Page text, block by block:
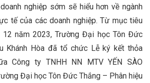
nghiệp sớm sẽ hiểu hơn về ngành
tế của các doanh nghiệp. Từ mục tiêu
12 năm 2023, Trường Đại học Tôn Đức
Khánh Hòa đã tổ chức Lễ ký kết thỏa
Công ty TNHH NN MTV YẾN SÀO
Đại học Tôn Đức Thắng – Phân hiệu